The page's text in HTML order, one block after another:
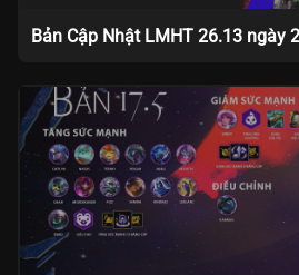
Bản Cập Nhật LMHT 26.13 ngày